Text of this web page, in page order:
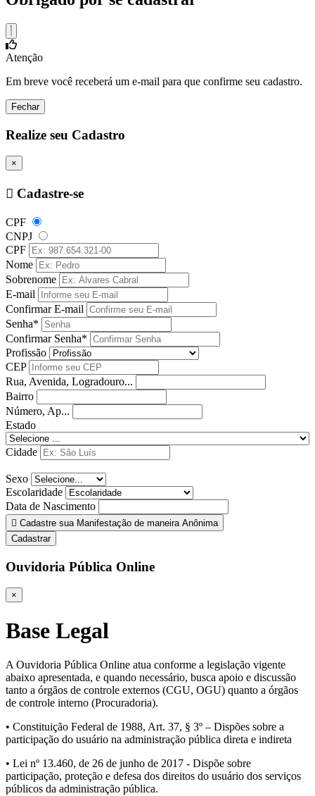
Atenção
Em breve você receberá um e-mail para que confirme seu cadastro.
Fechar
Realize seu Cadastro
×
Cadastre-se
CPF
CNPJ
CPF
Nome
Sobrenome
E-mail
Confirmar E-mail
Senha*
Confirmar Senha*
Profissão
CEP
Rua, Avenida, Logradouro...
Bairro
Número, Ap...
Estado
Cidade
Sexo
Escolaridade
Data de Nascimento
Cadastre sua Manifestação de maneira Anônima
Cadastrar
Ouvidoria Pública Online
×
Base Legal
A Ouvidoria Pública Online atua conforme a legislação vigente
abaixo apresentada, e quando necessário, busca apoio e discussão
tanto a órgãos de controle externos (CGU, OGU) quanto a órgãos
de controle interno (Procuradoria).
• Constituição Federal de 1988, Art. 37, § 3º – Dispões sobre a
participação do usuário na administração pública direta e indireta
• Lei nº 13.460, de 26 de junho de 2017 - Dispõe sobre
participação, proteção e defesa dos direitos do usuário dos serviços
públicos da administração pública.